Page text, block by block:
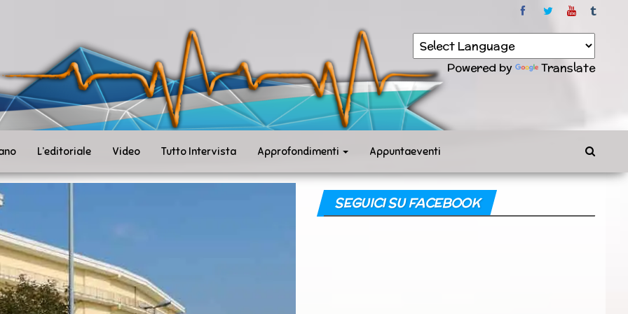
Powered by Translate
L’editoriale Video Tutto Intervista Approfondimenti Appuntaeventi
SEGUICI SU FACEBOOK